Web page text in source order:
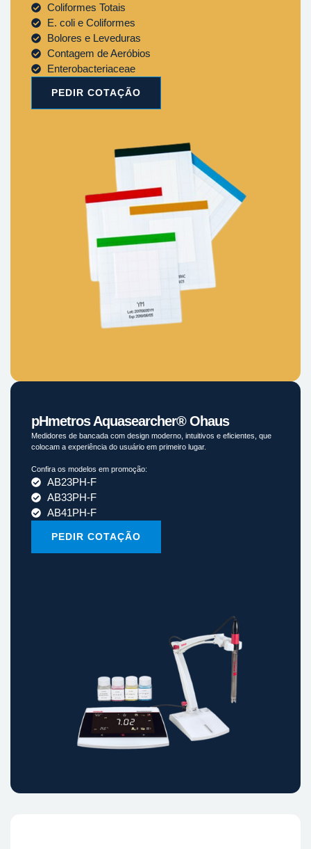
Coliformes Totais
E. coli e Coliformes
Bolores e Leveduras
Contagem de Aeróbios
Enterobacteriaceae
PEDIR COTAÇÃO
pHmetros Aquasearcher® Ohaus
Medidores de bancada com design moderno, intuitivos e eficientes, que
colocam a experiência do usuário em primeiro lugar.
Confira os modelos em promoção:
AB23PH-F
AB33PH-F
AB41PH-F
PEDIR COTAÇÃO